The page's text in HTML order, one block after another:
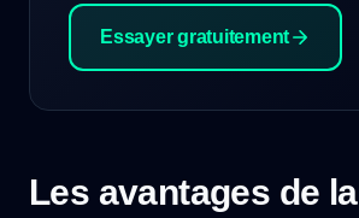
Essayer gratuitement
Les avantages de la